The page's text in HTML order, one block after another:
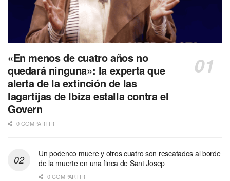
«En menos de cuatro años no
quedará ninguna»: la experta que
alerta de la extinción de las
lagartijas de Ibiza estalla contra el
Govern
0 COMPARTIR
Un podenco muere y otros cuatro son rescatados al borde
de la muerte en una finca de Sant Josep
0 COMPARTIR